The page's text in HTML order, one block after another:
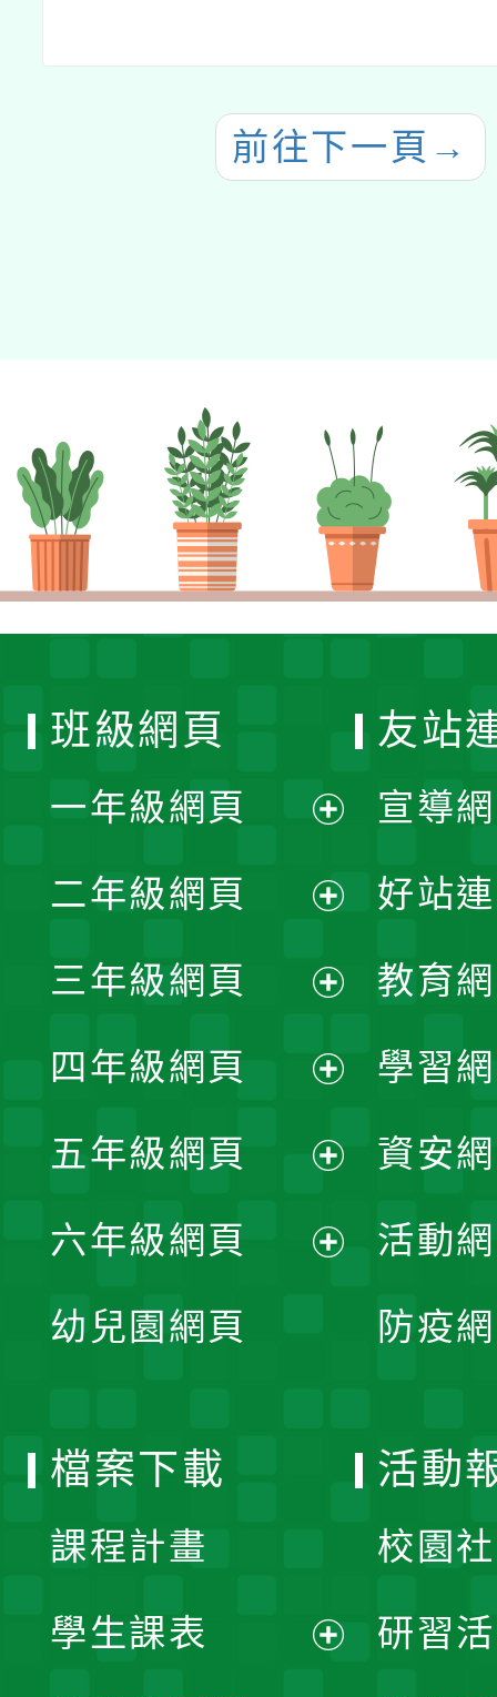
前往下一頁 →
班級網頁
一年級網頁
開
選
單
二年級網頁
開
選
單
三年級網頁
開
選
單
四年級網頁
開
選
五年級網頁
開
六年級網頁
幼兒園網頁
友站
宣導
好站
教育
學習
資安
活動
防疫
檔案下載
課程計畫
學生課表
活動
校園
研習